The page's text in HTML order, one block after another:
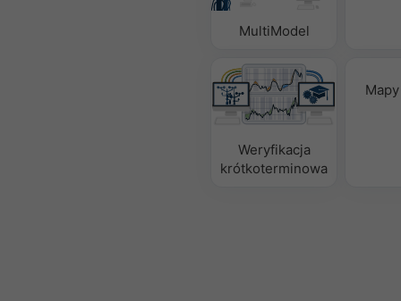
MultiModel
Weryfikacja
krótkoterminowa